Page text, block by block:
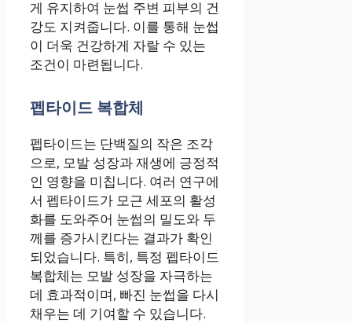
게 유지하여 눈썹 주변 피부의 건
강도 지켜줍니다. 이를 통해 눈썹
이 더욱 건강하게 자랄 수 있는
조건이 마련됩니다.
펩타이드 복합체
펩타이드는 단백질의 작은 조각
으로, 모발 성장과 재생에 긍정적
인 영향을 미칩니다. 여러 연구에
서 펩타이드가 모근 세포의 활성
화를 도와주어 눈썹의 밀도와 두
께를 증가시킨다는 결과가 확인
되었습니다. 특히, 특정 펩타이드
복합체는 모발 성장을 자극하는
데 효과적이며, 빠진 눈썹을 다시
채우는 데 기여할 수 있습니다.